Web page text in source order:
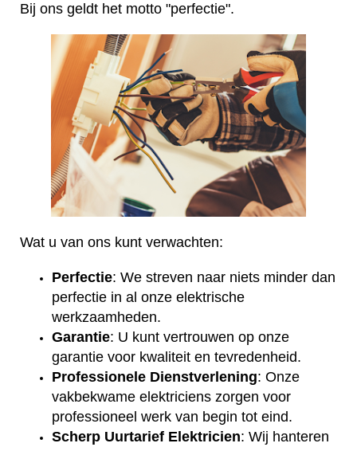
Bij ons geldt het motto "perfectie".
Wat u van ons kunt verwachten:
Perfectie: We streven naar niets minder dan
perfectie in al onze elektrische
werkzaamheden.
Garantie: U kunt vertrouwen op onze
garantie voor kwaliteit en tevredenheid.
Professionele Dienstverlening: Onze
vakbekwame elektriciens zorgen voor
professioneel werk van begin tot eind.
Scherp Uurtarief Elektricien: Wij hanteren